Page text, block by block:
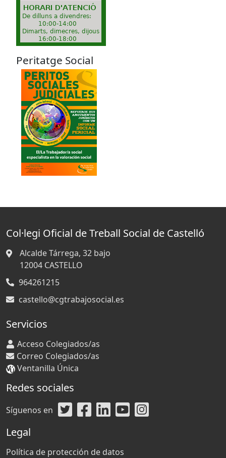
Peritatge Social
Col·legi Oficial de Treball Social de Castelló
Alcalde Tárrega, 32 bajo
12004 CASTELLO
964261215
castello@cgtrabajosocial.es
Servicios
Acceso Colegiados/as
Correo Colegiados/as
Ventanilla Única
Redes sociales
Síguenos en
Legal
Política de protección de datos